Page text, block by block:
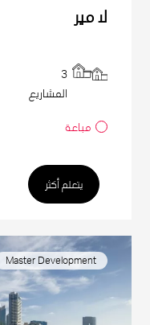
لا مير
3
المشاريع
مباعة
يتعلم أكثر
Master Development